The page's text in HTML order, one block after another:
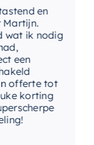
en
nodig
tot